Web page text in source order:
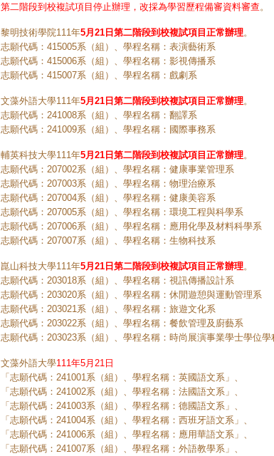
第二階段到校複試項目停止辦理，改採為學習歷程備審資料審查。
黎明技術學院111年5月21日第二階段到校複試項目正常辦理。
志願代碼：415005系（組）、學程名稱：表演藝術系
志願代碼：415006系（組）、學程名稱：影視傳播系
志願代碼：415007系（組）、學程名稱：戲劇系
文藻外語大學111年5月21日第二階段到校複試項目正常辦理。
志願代碼：241008系（組）、學程名稱：翻譯系
志願代碼：241009系（組）、學程名稱：國際事務系
輔英科技大學111年5月21日第二階段到校複試項目正常辦理。
志願代碼：207002系（組）、學程名稱：健康事業管理系
志願代碼：207003系（組）、學程名稱：物理治療系
志願代碼：207004系（組）、學程名稱：健康美容系
志願代碼：207005系（組）、學程名稱：環境工程與科學系
志願代碼：207006系（組）、學程名稱：應用化學及材料科學系
志願代碼：207007系（組）、學程名稱：生物科技系
崑山科技大學111年5月21日第二階段到校複試項目正常辦理。
志願代碼：203018系（組）、學程名稱：視訊傳播設計系
志願代碼：203020系（組）、學程名稱：休閒遊憩與運動管理系
志願代碼：203021系（組）、學程名稱：旅遊文化系
志願代碼：203022系（組）、學程名稱：餐飲管理及廚藝系
志願代碼：203023系（組）、學程名稱：時尚展演事業學士學位學
文藻外語大學111年5月21日
「志願代碼：241001系（組）、學程名稱：英國語文系」、
「志願代碼：241002系（組）、學程名稱：法國語文系」、
「志願代碼：241003系（組）、學程名稱：德國語文系」、
「志願代碼：241004系（組）、學程名稱：西班牙語文系」、
「志願代碼：241006系（組）、學程名稱：應用華語文系」、
「志願代碼：241007系（組）、學程名稱：外語教學系」、